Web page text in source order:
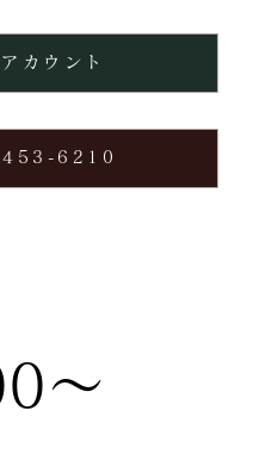
6210
カウント
〜